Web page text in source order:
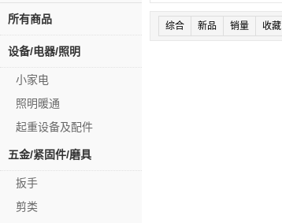
所有商品
设备/电器/照明
小家电
照明暖通
起重设备及配件
五金/紧固件/磨具
扳手
剪类
综合 新品 销量 收藏